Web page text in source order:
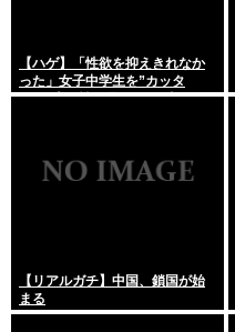
【ハゲ】「性欲を抑えきれなか
った」女子中学生を”カッタ
ー”で脅し性的暴行か 56歳の男
【リアルガチ】中国、鎖国が始
まる